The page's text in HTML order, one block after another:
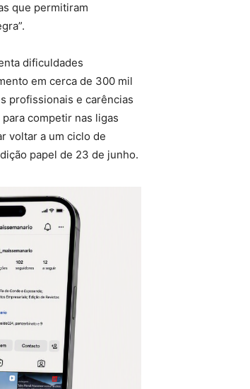
que permitiram
dificuldades
em cerca de 300 mil
profissionais e carências
competir nas ligas
voltar a um ciclo de
papel de 23 de junho.